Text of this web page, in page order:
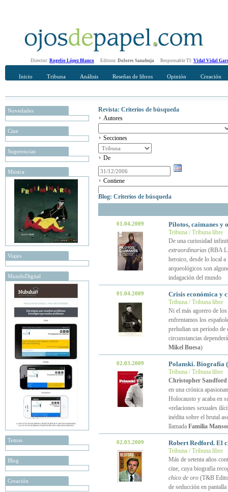
Director: Rogelio López Blanco Editora: Dolores Sanahuja Responsable TI: Vidal Vidal
Inicio Tribuna Análisis Reseñas de libros Opinión Creación
Novedades
Cine
Sugerencias
Música
Viajes
MundoDigital
Temas
Blog
Creación
Revista: Criterios de búsqueda
Autores
Secciones
De
Contiene
Blog: Criterios de búsqueda
01.04.2009 Pilotos, caimanes y
Tribuna / Tribuna libre
De una curiosidad
extraordinarias(RBA
heroico, desde lo local
arqueológicos son
indagación del mundo
01.04.2009 Crisis económica y
Tribuna / Tribuna libre
Ni el más agorero de
enfrentamos los
preludian un período de
circunstancias
Mikel Buesa)
02.03.2009 Polanski. Biografía
Tribuna / Tribuna libre
Christopher Sandford
en una crónica
Holocausto y acaba en
«relaciones sexuales
inédita sobre el brutal
llamada Familia
02.03.2009 Robert Redford. El
Tribuna / Tribuna libre
Más de setenta años
cine, cuya biografía
chico de oro(T&B
de seducción en